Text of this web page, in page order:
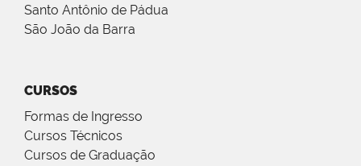
Santo Antônio de Pádua
São João da Barra
CURSOS
Formas de Ingresso
Cursos Técnicos
Cursos de Graduação